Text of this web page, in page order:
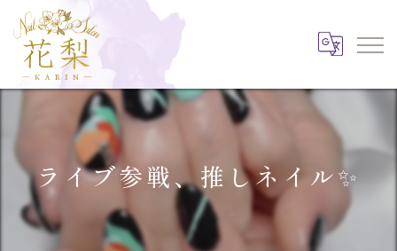
ライブ参戦、推しネイル✨️